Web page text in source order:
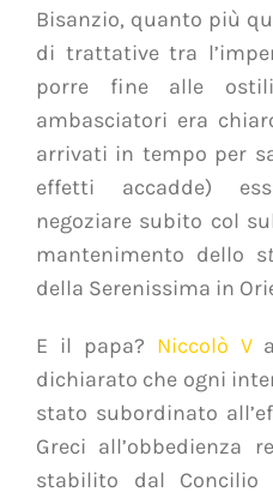
Bisanzio, quanto più
di trattative tra
porre fine alle
ambasciatori era
arrivati in tempo per
effetti accadde)
negoziare subito col
mantenimento dello s
della Serenissima in
E il papa? Niccolò V
dichiarato che ogni
stato subordinato
Greci all’obbedienza
stabilito dal Concilio